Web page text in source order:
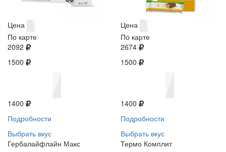
Цена
По карте
2092
1500
1400
Подробности
Выбрать вкус
Цена
По карте
2674
1500
1400
Подробности
Выбрать вкус
Гербалайфлайн Макс
Термо Комплит